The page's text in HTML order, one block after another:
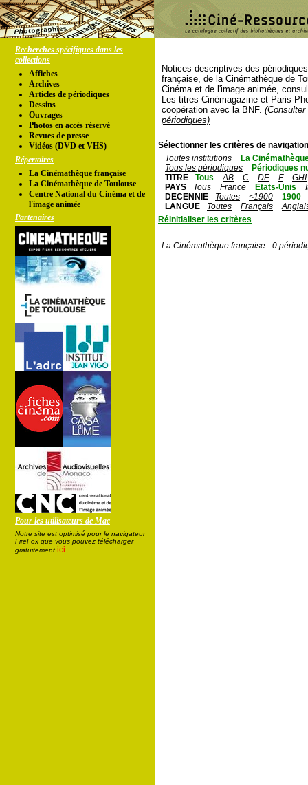
Recherches spécifiques dans les
collections
Affiches
Archives
Articles de périodiques
Dessins
Ouvrages
Photos en accés réservé
Revues de presse
Vidéos (DVD et VHS)
Répertoires
La Cinémathèque française
La Cinémathèque de Toulouse
Centre National du Cinéma et de
l'image animée
Partenaires
Pour les utilisateurs de Mac
Notre site est optimisé pour le navigateur
FireFox que vous pouvez télécharger
gratuitement ici
Notices descriptives des
française, de la Cinémathèque de
Cinéma et de l'image animée,
Les titres Cinémagazine et Paris-
coopération avec la BNF.
périodiques)
Sélectionner les critères de
Toutes institutions
La
Tous les périodiques
Périodiques
TITRE
Tous AB C DE F
GHI
PAYS
Tous France Etats-Unis
DECENNIE
Toutes <1900
1900
LANGUE
Toutes Français
Réinitialiser les critères
La Cinémathèque française - 0